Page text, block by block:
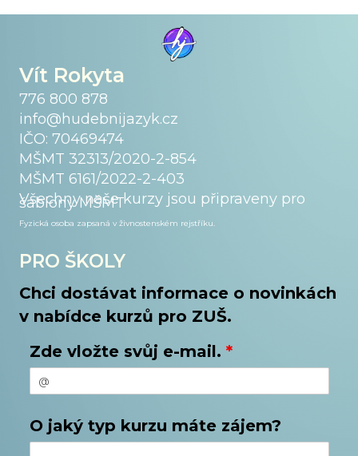
Vít Rokyta
776 800 878
info@hudebnijazyk.cz
IČO: 70469474
MŠMT 32313/2020-2-854
MŠMT 6161/2022-2-403
Všechny naše kurzy jsou připraveny pro
šablony MŠMT
Fyzická osoba zapsaná v živnostenském rejstříku.
PRO ŠKOLY
Chci dostávat informace o novinkách
v nabídce kurzů pro ZUŠ.
Zde vložte svůj e-mail. *
O jaký typ kurzu máte zájem?